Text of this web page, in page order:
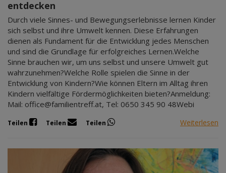
entdecken
Durch viele Sinnes- und Bewegungserlebnisse lernen Kinder
sich selbst und ihre Umwelt kennen. Diese Erfahrungen
dienen als Fundament für die Entwicklung jedes Menschen
und sind die Grundlage für erfolgreiches Lernen.Welche
Sinne brauchen wir, um uns selbst und unsere Umwelt gut
wahrzunehmen?Welche Rolle spielen die Sinne in der
Entwicklung von Kindern?Wie können Eltern im Alltag ihren
Kindern vielfältige Fördermöglichkeiten bieten?Anmeldung:
Mail: office@familientreff.at, Tel: 0650 345 90 48Webi
Teilen Teilen Teilen Weiterlesen